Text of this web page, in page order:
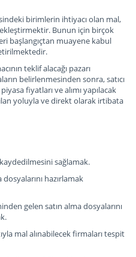
birimlerin ihtiyacı olan mal,
Bunun için birçok
başlangıçtan muayene kabul
teklif alacağı pazarı
belirlenmesinden sonra, satıcı
fiyatları ve alımı yapılacak
yoluyla ve direkt olarak irtibata
sağlamak.
hazırlamak
gelen satın alma dosyalarını
mal alınabilecek firmaları tespit